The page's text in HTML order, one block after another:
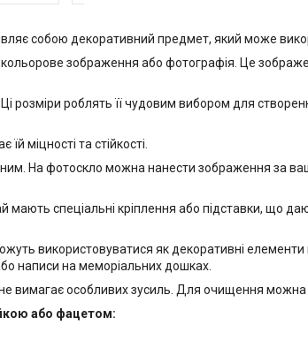
собою декоративний предмет, який може
зображення або фотографія. Це
розміри роблять її чудовим вибором для
міцності та стійкості.
На фотоскло можна нанести зображення за
мають спеціальні кріплення або підставки, що
використовуватися як декоративні
написи на меморіальних дошках.
вимагає особливих зусиль. Для очищення можна
або фацетом: